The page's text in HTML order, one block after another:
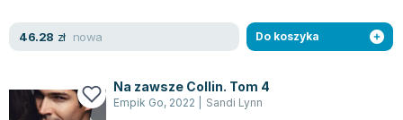
46.28 zł nowa Do koszyka
Na zawsze Collin. Tom 4
Empik Go, 2022 Sandi Lynn